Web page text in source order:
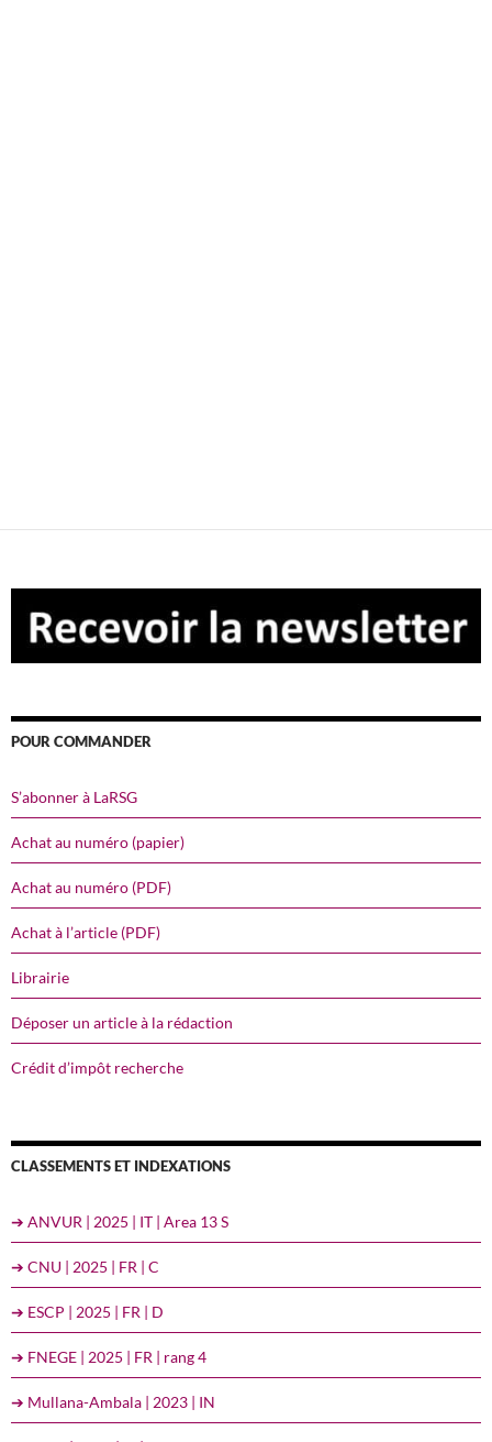
POUR COMMANDER
S’abonner à LaRSG
Achat au numéro (papier)
Achat au numéro (PDF)
Achat à l’article (PDF)
Librairie
Déposer un article à la rédaction
Crédit d’impôt recherche
CLASSEMENTS ET INDEXATIONS
➔ ANVUR | 2025 | IT | Area 13 S
➔ CNU | 2025 | FR | C
➔ ESCP | 2025 | FR | D
➔ FNEGE | 2025 | FR | rang 4
➔ Mullana-Ambala | 2023 | IN